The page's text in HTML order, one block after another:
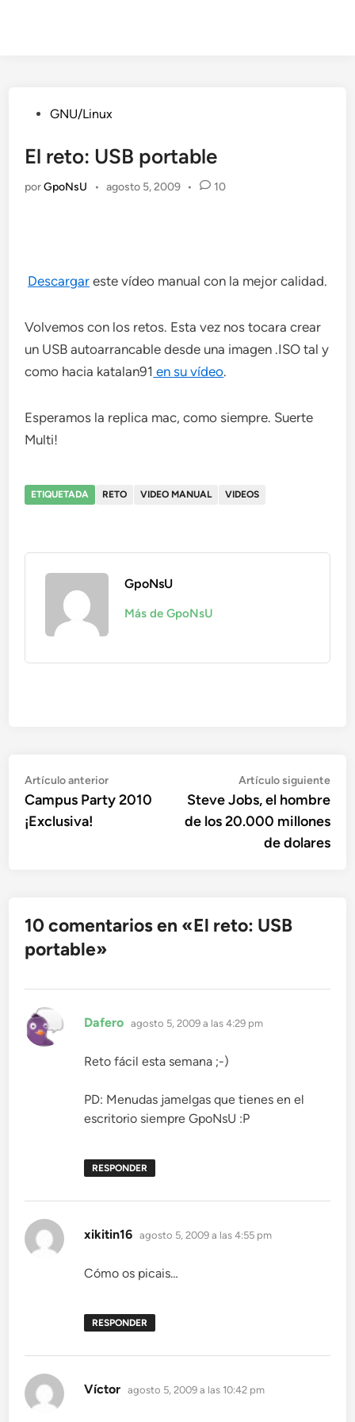
Publicado
GNU/Linux
El reto: USB portable
porGpoNsU • agosto 5, 2009 • 10
Descargar este vídeo manual con la mejor calidad.
Volvemos con los retos. Esta vez nos tocara crear
un USB autoarrancable desde una imagen .ISO tal y
como hacia katalan91 en su vídeo.
Esperamos la replica mac, como siempre. Suerte
Multi!
ETIQUETADA RETO VIDEO MANUAL VIDEOS
GpoNsU
Más de GpoNsU
Navegación
de
entradas
Artículo anteriorArtículo
anterior:
Campus Party 2010
¡Exclusiva!
Artículo siguiente
Steve Jobs, el hombre
de los 20.000 millones
de dolares
10 comentarios en «El reto: USB
portable»
Dafero dice:
agosto 5, 2009 a las 4:29 pm
Reto fácil esta semana ;-)
PD: Menudas jamelgas que tienes en el
escritorio siempre GpoNsU :P
RESPONDER
xikitin16 dice:
agosto 5, 2009 a las 4:55 pm
Cómo os picais…
RESPONDER
Víctor dice:
agosto 5, 2009 a las 10:42 pm